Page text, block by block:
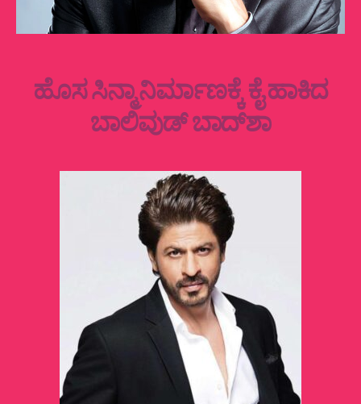
ಹೊಸ ಸಿನ್ಮಾ ನಿರ್ಮಾಣಕ್ಕೆ ಕೈ ಹಾಕಿದ
ಬಾಲಿವುಡ್‌ ಬಾದ್‌ಶಾ